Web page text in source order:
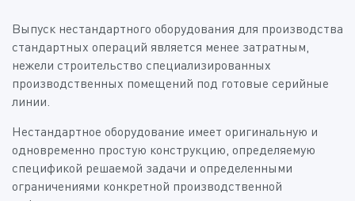
Выпуск нестандартного оборудования для производства
стандартных операций является менее затратным,
нежели строительство специализированных
производственных помещений под готовые серийные
линии.
Нестандартное оборудование имеет оригинальную и
одновременно простую конструкцию, определяемую
спецификой решаемой задачи и определенными
ограничениями конкретной производственной